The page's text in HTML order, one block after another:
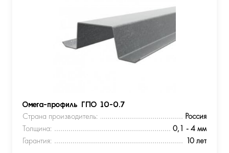
Омега-профиль ГПО 10-0.7
Страна производитель:
Россия
Толщина:
0,1 - 4 мм
Гарантия:
10 лет